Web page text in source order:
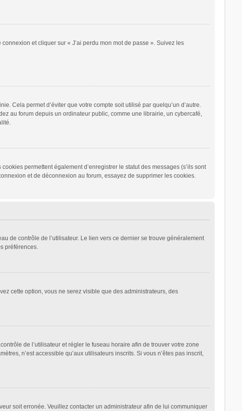
et cliquer sur « J’ai perdu mon mot de passe ». Suivez les
Cela permet d’éviter que votre compte soit utilisé par quelqu’un d’autre.
au forum depuis un ordinateur public, comme une librairie, un cybercafé,
permettent également d’enregistrer le statut des messages (s’ils sont
et de déconnexion au forum, essayez de supprimer les cookies.
de contrôle de l’utilisateur. Le lien vers ce dernier se trouve généralement
préférences.
cette option, vous ne serez visible que des administrateurs, des
de l’utilisateur et régler le fuseau horaire afin de trouver votre zone
n’est accessible qu’aux utilisateurs inscrits. Si vous n’êtes pas inscrit,
soit erronée. Veuillez contacter un administrateur afin de lui communiquer